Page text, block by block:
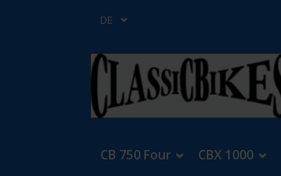
DE
CB 750 Four CBX 1000